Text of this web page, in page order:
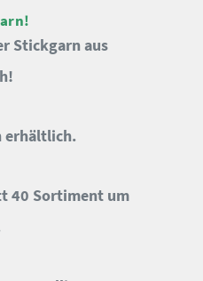
Stickgarn aus
erhältlich.
40 Sortiment um